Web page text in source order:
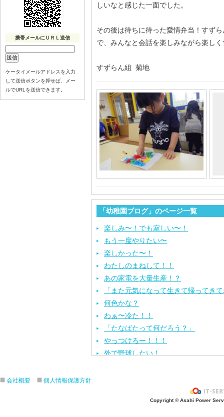
しいなと感じた一面でした。
その後は待ちに待った愛情弁当！すず
で、みんなと会話を楽しみながら楽し
すずらん組 菊地
「幼稚園ブログ」のページ一覧
楽しみ〜！でも寂しい〜！
もう一度やりたい〜
楽しかった〜！
わたしのまねして！！
あの家電を大量生産！？
「また元気になって生きて帰ってき
何色かな？
わぁ〜冷た！！
「たなばたって何だろう？」
やっつけろー！！！
外で野球したい！
あの先生はだ〜れ？
携帯メールにＵＲＬ送信
ケータイメールアドレスを入力
して送信ボタンを押せば、メー
ルでURLを送信できます。
会社概要 個人情報保護方針
Copyright © Asahi Power